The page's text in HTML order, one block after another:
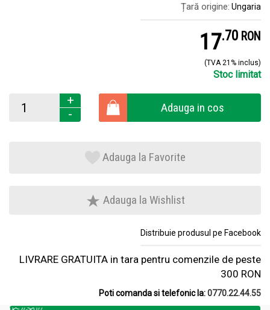
Țară origine: Ungaria
17.7 RON
(TVA 21% inclus)
Stoc limitat
+
-
Adauga in cos
Adauga la Favorite
Adauga la Wishlist
Distribuie produsul pe Facebook
LIVRARE GRATUITA in tara pentru comenzile de peste
300 RON
Poti comanda si telefonic la:0770.22.44.55